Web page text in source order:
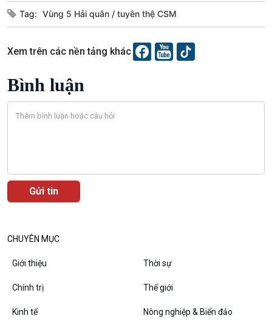
Thanh âm ký sự
Chân dung cuộc sống
Tag: Vùng 5 Hải quân tuyên thệ CSM
Xem trên các nền tảng khác
Bình luận
CHUYÊN MỤC
Giới thiệu Thời sự
Chính trị Thế giới
Kinh tế Nông nghiệp & Biển đảo